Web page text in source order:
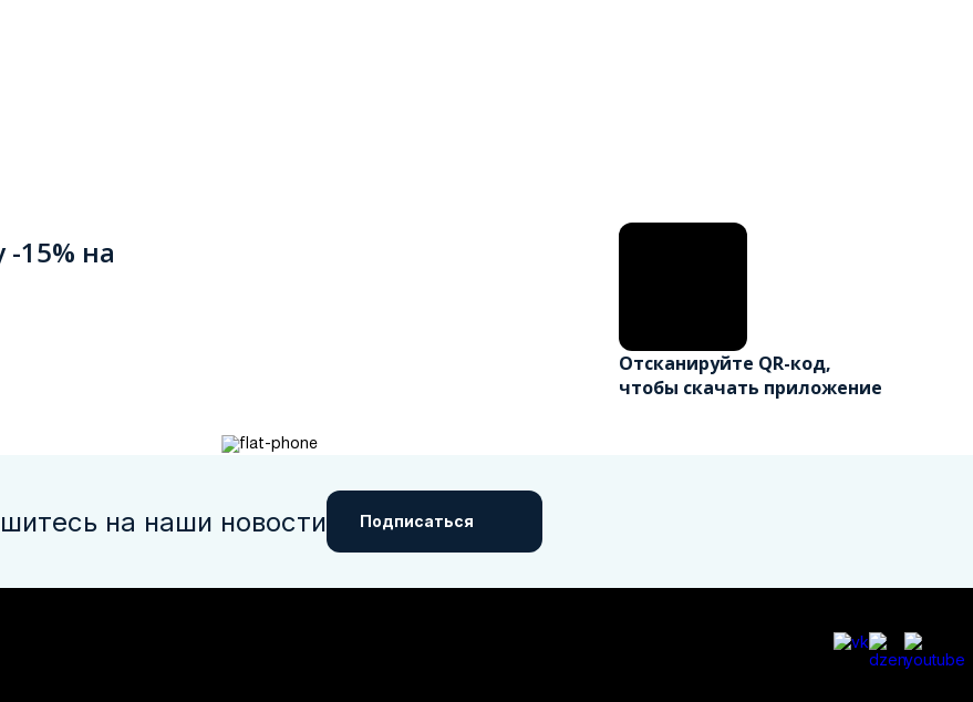
15% на
Отсканируйте QR-код,
чтобы скачать приложение
на наши новости Подписаться